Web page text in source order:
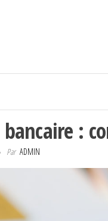
Massa-
:
Par ADMIN